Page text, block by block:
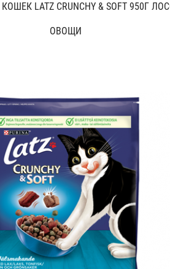
LATZ CRUNCHY & SOFT 950Г
ОВОЩИ